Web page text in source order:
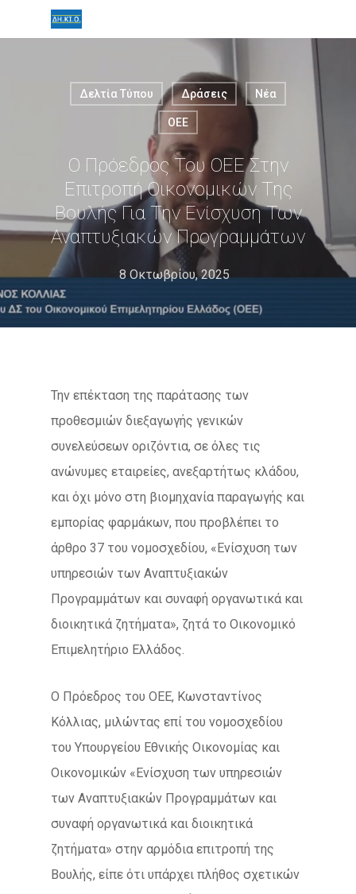
Δελτία Τύπου Δράσεις Νέα
ΟΕΕ
Ο Πρόεδρος Του ΟΕΕ Στην
Επιτροπή Οικονομικών Της
Βουλής Για Την Ενίσχυση Των
Αναπτυξιακών Προγραμμάτων
8 Οκτωβρίου, 2025
Την επέκταση της παράτασης των
προθεσμιών διεξαγωγής γενικών
συνελεύσεων οριζόντια, σε όλες τις
ανώνυμες εταιρείες, ανεξαρτήτως κλάδου,
και όχι μόνο στη βιομηχανία παραγωγής και
εμπορίας φαρμάκων, που προβλέπει το
άρθρο 37 του νομοσχεδίου, «Ενίσχυση των
υπηρεσιών των Αναπτυξιακών
Προγραμμάτων και συναφή οργανωτικά και
διοικητικά ζητήματα», ζητά το Οικονομικό
Επιμελητήριο Ελλάδος.
Ο Πρόεδρος του ΟΕΕ, Κωνσταντίνος
Κόλλιας, μιλώντας επί του νομοσχεδίου
του Υπουργείου Εθνικής Οικονομίας και
Οικονομικών «Ενίσχυση των υπηρεσιών
των Αναπτυξιακών Προγραμμάτων και
συναφή οργανωτικά και διοικητικά
ζητήματα» στην αρμόδια επιτροπή της
Βουλής, είπε ότι υπάρχει πλήθος σχετικών